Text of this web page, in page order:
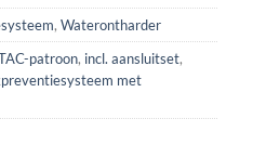
, Waterontharder
patroon, incl. aansluitset,
met